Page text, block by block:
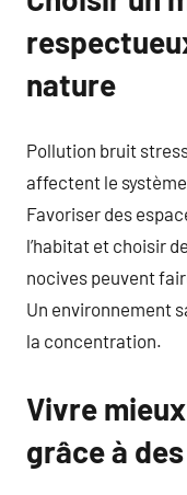
nature
Pollution bruit
affectent le
Favoriser des
l’habitat et choisir
nocives peuvent
Un environnement
la concentration.
Vivre
grâce à